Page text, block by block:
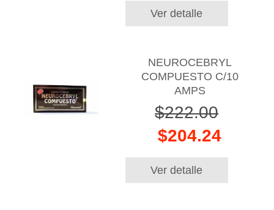
Ver detalle
NEUROCEBRYL
COMPUESTO C/10
AMPS
$222.00
$204.24
Ver detalle